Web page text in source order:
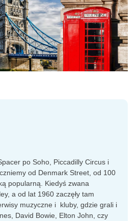
po Soho, Piccadilly Circus i
od Denmark Street, od 100
popularną. Kiedyś zwana
a od lat 1960 zaczęły tam
muzyczne i kluby, gdzie grali i
David Bowie, Elton John, czy